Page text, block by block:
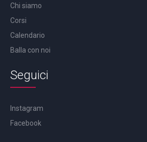
Chi siamo
Corsi
Calendario
Balla con noi
Seguici
Instagram
Facebook